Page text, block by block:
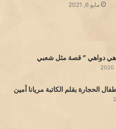
مايو 6, 2021
دواهي ” قصة مثل شعبي
الحجارة بقلم الكاتبة مريانا أمين